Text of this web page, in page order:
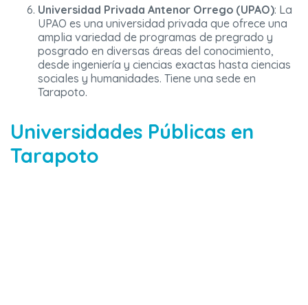
Universidad Privada Antenor Orrego (UPAO): La
UPAO es una universidad privada que ofrece una
amplia variedad de programas de pregrado y
posgrado en diversas áreas del conocimiento,
desde ingeniería y ciencias exactas hasta ciencias
sociales y humanidades. Tiene una sede en
Tarapoto.
Universidades Públicas en
Tarapoto